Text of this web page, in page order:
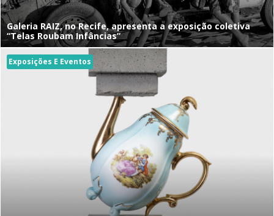
Galeria RAIZ, no Recife, apresenta a exposição coletiva
“Telas Roubam Infâncias”
Exposições E Eventos